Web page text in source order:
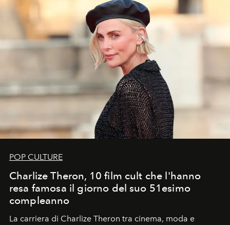
POP CULTURE
Charlize Theron, 10 film cult che l'hanno
resa famosa il giorno del suo 51esimo
compleanno
La carriera di Charlize Theron tra cinema, moda e